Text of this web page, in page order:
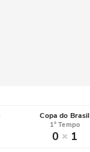
Copa do Brasil
1° Tempo
0 1